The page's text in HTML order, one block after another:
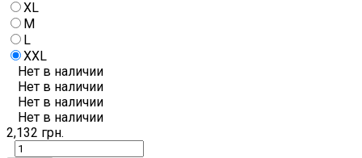
XL
M
L
XXL
Нет в наличии
Нет в наличии
Нет в наличии
Нет в наличии
2,132 грн.